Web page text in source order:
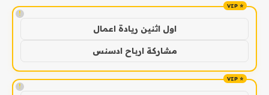
!
اول اثنين ريادة اعمال
مشاركة ارباح ادسنس
!